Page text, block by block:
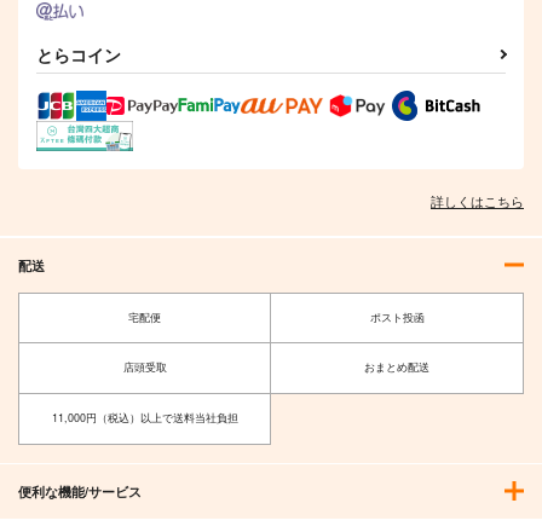
I/RO
めるくまある/ALL.
艦隊これくしょん-艦これ-
呂500
カート
とらコイン
詳しくはこちら
配送
宅配便 ポスト投函
店頭受取 おまとめ配送
11,000円（税込）以上で送料当社負担
便利な機能/サービス